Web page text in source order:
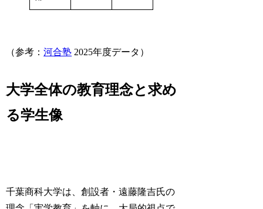
（参考：河合塾 2025年度データ）
大学全体の教育理念と求め
る学生像
千葉商科大学は、創設者・遠藤隆吉氏の